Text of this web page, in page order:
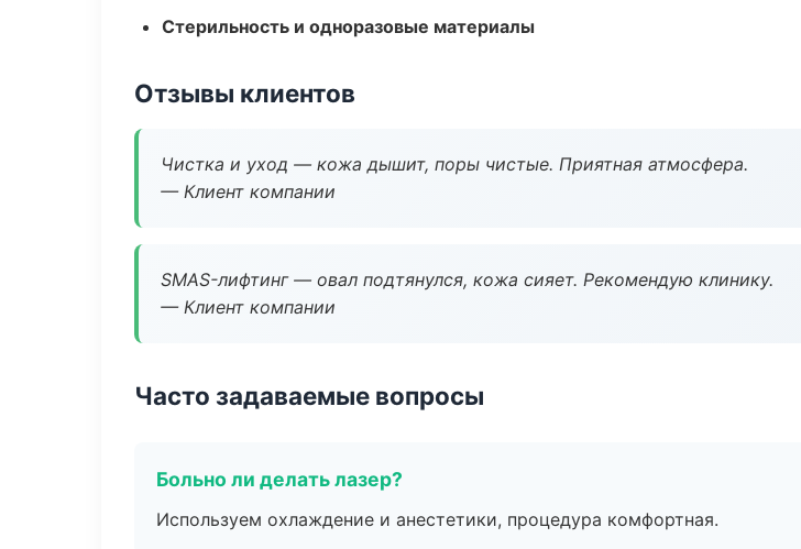
Стерильность и одноразовые материалы
Отзывы клиентов
Чистка и уход — кожа дышит, поры чистые. Приятная атмосфера.
— Клиент компании
SMAS-лифтинг — овал подтянулся, кожа сияет. Рекомендую клинику.
— Клиент компании
Часто задаваемые вопросы
Больно ли делать лазер?
Используем охлаждение и анестетики, процедура комфортная.